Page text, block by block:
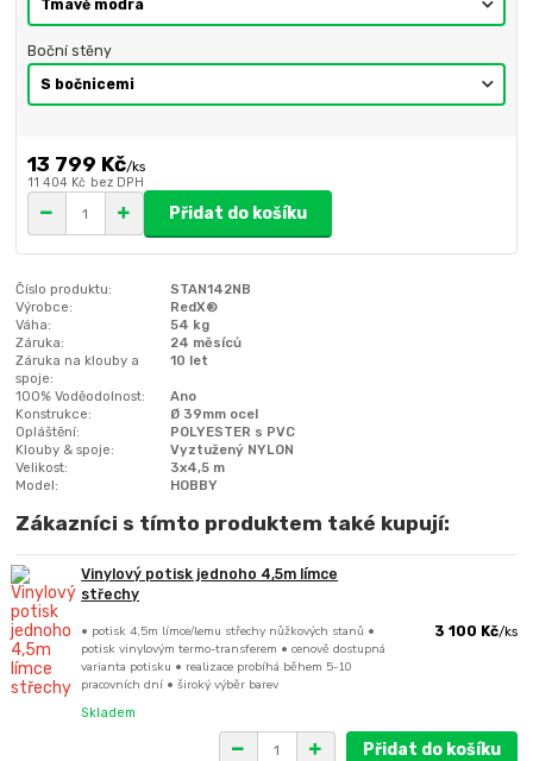
Boční stěny
13 799 Kč/ks
11 404 Kč bez DPH
Přidat do košíku
Číslo produktu:
STAN142NB
Výrobce:
RedX®
Váha:
54 kg
Záruka:
24 měsíců
Záruka na klouby a
spoje:
10 let
100% Voděodolnost:
Ano
Konstrukce:
Ø 39mm ocel
Opláštění:
POLYESTER s PVC
Klouby & spoje:
Vyztužený NYLON
Velikost:
3x4,5 m
Model:
HOBBY
Zákazníci s tímto produktem také kupují:
Vinylový potisk jednoho 4,5m límce
střechy
• potisk 4,5m límce/lemu střechy nůžkových stanů •
potisk vinylovým termo-transferem • cenově dostupná
varianta potisku • realizace probíhá během 5-10
pracovních dní • široký výběr barev
3 100 Kč/ks
Skladem
Přidat do košíku